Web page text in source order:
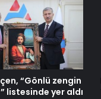
“Gönlü zengin
listesinde yer aldı